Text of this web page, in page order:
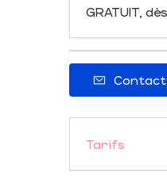
GRATUIT,
Tarifs